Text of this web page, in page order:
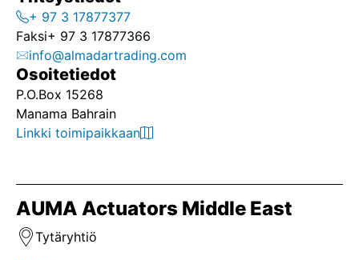
+ 97 3 17877377
Faksi+ 97 3 17877366
info@almadartrading.com
Osoitetiedot
P.O.Box 15268
Manama Bahrain
Linkki toimipaikkaan
AUMA Actuators Middle East
Tytäryhtiö